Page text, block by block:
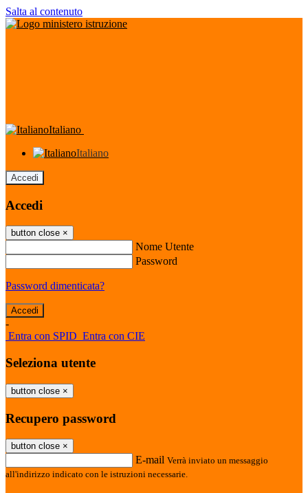
Salta al contenuto
Italiano
Italiano
Accedi
Accedi
button close ×
Nome Utente
Password
Password dimenticata?
-
Entra con SPID Entra con CIE
Seleziona utente
button close ×
Recupero password
button close ×
E-mail Verrà inviato un messaggio
all'indirizzo indicato con le istruzioni necessarie.